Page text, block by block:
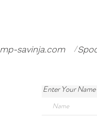
savinja.com /
Enter Your Name